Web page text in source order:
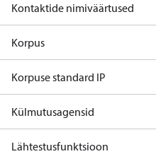
Kontaktide nimiväärtused
Korpus
Korpuse standard IP
Külmutusagensid
Lähtestusfunktsioon